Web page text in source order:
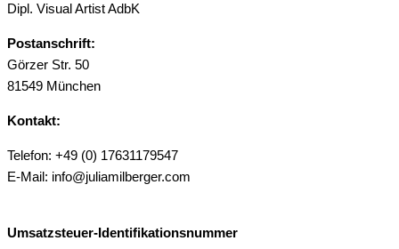
Dipl. Visual Artist AdbK
Postanschrift:
Görzer Str. 50
81549 München
Kontakt:
Telefon: +49 (0) 17631179547
E-Mail: info@juliamilberger.com
Umsatzsteuer-Identifikationsnummer